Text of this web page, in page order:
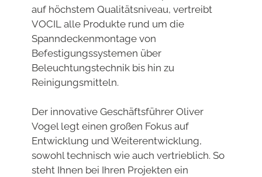
auf höchstem Qualitätsniveau, vertreibt
VOCIL alle Produkte rund um die
Spanndeckenmontage von
Befestigungssystemen über
Beleuchtungstechnik bis hin zu
Reinigungsmitteln.
Der innovative Geschäftsführer Oliver
Vogel legt einen großen Fokus auf
Entwicklung und Weiterentwicklung,
sowohl technisch wie auch vertrieblich. So
steht Ihnen bei Ihren Projekten ein